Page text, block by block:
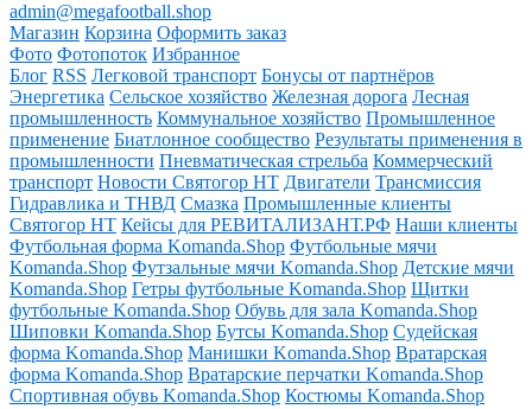
admin@megafootball.shop
Магазин Корзина Оформить заказ
Фото Фотопоток Избранное
Блог RSS Легковой транспорт Бонусы от партнёров
Энергетика Сельское хозяйство Железная дорога Лесная
промышленность Коммунальное хозяйство Промышленное
применение Биатлонное сообщество Результаты применения в
промышленности Пневматическая стрельба Коммерческий
транспорт Новости Святогор НТ Двигатели Трансмиссия
Гидравлика и ТНВД Смазка Промышленные клиенты
Святогор НТ Кейсы для РЕВИТАЛИЗАНТ.РФ Наши клиенты
Футбольная форма Komanda.Shop Футбольные мячи
Komanda.Shop Футзальные мячи Komanda.Shop Детские мячи
Komanda.Shop Гетры футбольные Komanda.Shop Щитки
футбольные Komanda.Shop Обувь для зала Komanda.Shop
Шиповки Komanda.Shop Бутсы Komanda.Shop Судейская
форма Komanda.Shop Манишки Komanda.Shop Вратарская
форма Komanda.Shop Вратарские перчатки Komanda.Shop
Спортивная обувь Komanda.Shop Костюмы Komanda.Shop